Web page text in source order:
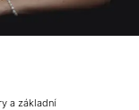
a základní